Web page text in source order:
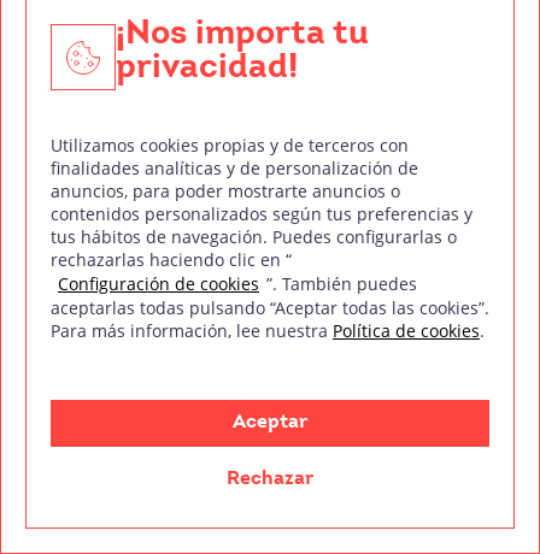
Por qué verla:
Porque, si entras en su propuesta,
es una peli muy exagerada que juega sin parar
con dioses, criaturas y paisajes inspirados en
La momia(2017)
Argumento: Una antiguaprincesa
egipciadespierta en el mundo moderno y
arrastra con ella una amenaza sobrenatural que
mezcla aventura, terror y acción contemporánea.
para una audiencia nueva.
Fue el intento de Universal de
¡Nos importa tu
privacidad!
Utilizamos cookies propias y de terceros con
finalidades analíticas y de personalización de
anuncios, para poder mostrarte anuncios o
contenidos personalizados según tus preferencias y
tus hábitos de navegación. Puedes configurarlas o
rechazarlas haciendo clic en “
Configuración de cookies ”. También puedes
aceptarlas todas pulsando “Aceptar todas las cookies”.
Para más información, lee nuestra Política de cookies.
Aceptar
Rechazar